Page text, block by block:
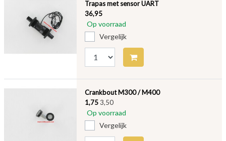
Trapas met sensor UART
36,95
Op voorraad
Vergelijk
Crankbout M300 / M400
1,753,50
Op voorraad
Vergelijk